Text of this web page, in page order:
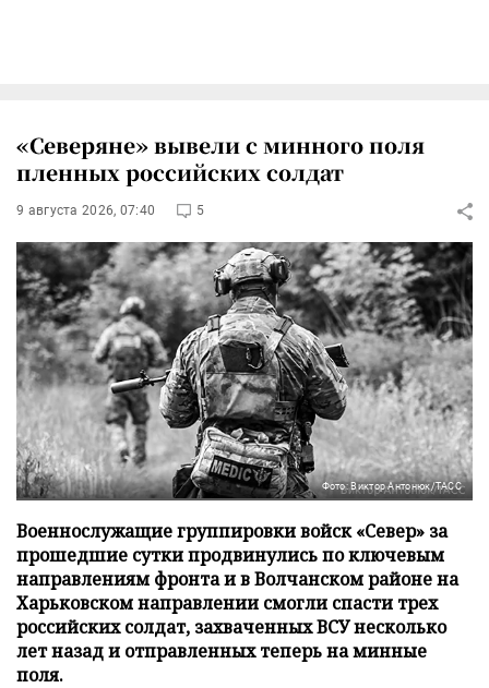
«Северяне» вывели с минного поля
пленных российских солдат
9 августа 2026, 07:40 5
Фото: Виктор Антонюк/ТАСС
Военнослужащие группировки войск «Север» за
прошедшие сутки продвинулись по ключевым
направлениям фронта и в Волчанском районе на
Харьковском направлении смогли спасти трех
российских солдат, захваченных ВСУ несколько
лет назад и отправленных теперь на минные
поля.